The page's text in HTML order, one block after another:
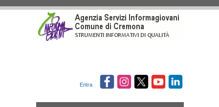
Entra